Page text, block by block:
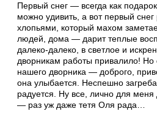
Первый снег — всегда как
можно удивить, а вот первый снег
хлопьями, который махом
людей, дома — дарит теплые
далеко-далеко, в светлое и
дворникам работы привалило!
нашего дворника — доброго,
она улыбается. Неспешно
радуется. Ну все, лично для
— раз уж даже тетя Оля рада…